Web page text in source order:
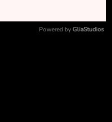
Powered by GliaStudios